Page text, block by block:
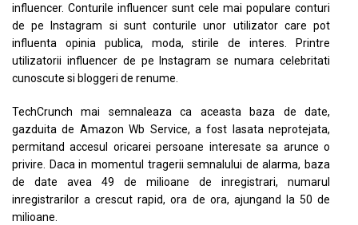
influencer. Conturile influencer sunt cele mai populare conturi
de pe Instagram si sunt conturile unor utilizator care pot
influenta opinia publica, moda, stirile de interes. Printre
utilizatorii influencer de pe Instagram se numara celebritati
cunoscute si bloggeri de renume.
TechCrunch mai semnaleaza ca aceasta baza de date,
gazduita de Amazon Wb Service, a fost lasata neprotejata,
permitand accesul oricarei persoane interesate sa arunce o
privire. Daca in momentul tragerii semnalului de alarma, baza
de date avea 49 de milioane de inregistrari, numarul
inregistrarilor a crescut rapid, ora de ora, ajungand la 50 de
milioane.